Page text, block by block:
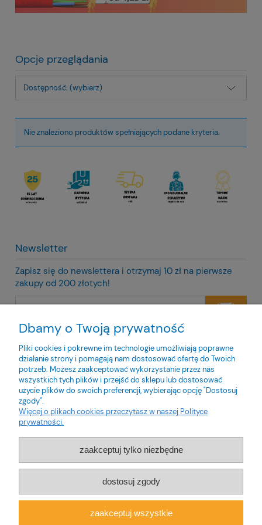
Opcje przeglądania
Dostępność: (wybierz)
Nie znaleziono produktów spełniających podane kryteria.
Newsletter
Zapisz się do newslettera i otrzymaj 10 zł na pierwsze
zakupy od 200 złotych!
Twoje dane będą przetwarzane zgodnie z nasząpolityką
prywatności
Pomoc
Moje konto
Dbamy o Twoją prywatność
Pliki cookies i pokrewne im technologie umożliwiają poprawne
działanie strony i pomagają nam dostosować ofertę do Twoich
potrzeb. Możesz zaakceptować wykorzystanie przez nas
wszystkich tych plików i przejść do sklepu lub dostosować
użycie plików do swoich preferencji, wybierając opcję "Dostosuj
zgody".
Więcej o plikach cookies przeczytasz w naszej Polityce
prywatności.
zaakceptuj tylko niezbędne
dostosuj zgody
zaakceptuj wszystkie